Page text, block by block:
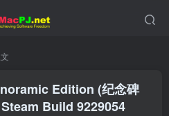
Edition (纪念碑
Build 9229054